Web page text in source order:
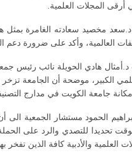
أرقى المجلات العلمية.
مخصيد سعادته الغامرة بمثل
العالمية، وأكد على ضرورة دعم
هادي الحويلة نائب رئيس
الكبير، موضحة أن الجامعة
جامعة الكويت في مدارج
الحمود مستشار الجمعية الى
تحديدا للتصدي والرد على
العلمية والأدبية كافة الذين تفخر